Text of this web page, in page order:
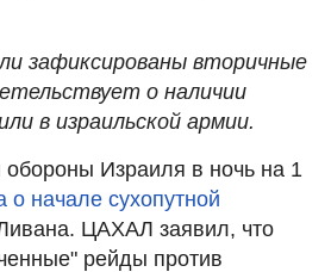
зафиксированы вторичные
о наличии
в израильской армии.
Израиля в ночь на 1
о начале сухопутной
ЦАХАЛ заявил, что
рейды против